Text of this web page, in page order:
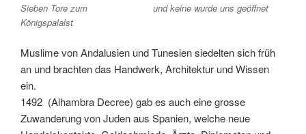
Sieben Tore zum
Königspalalst
und keine wurde uns geöffnet
Muslime von Andalusien und Tunesien siedelten sich früh
an und brachten das Handwerk, Architektur und Wissen
ein.
1492 (Alhambra Decree) gab es auch eine grosse
Zuwanderung von Juden aus Spanien, welche neue